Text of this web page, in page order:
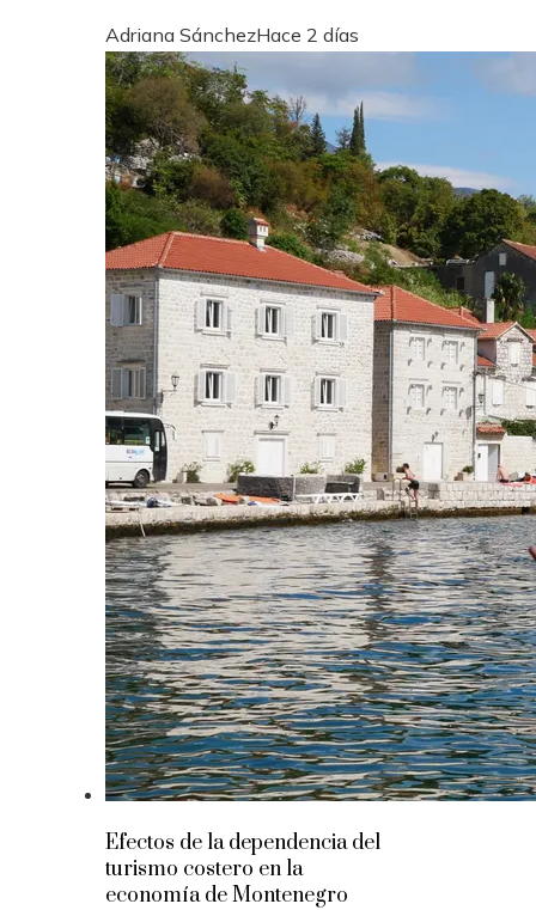
Adriana SánchezHace 2 días
Efectos de la dependencia del
turismo costero en la
economía de Montenegro